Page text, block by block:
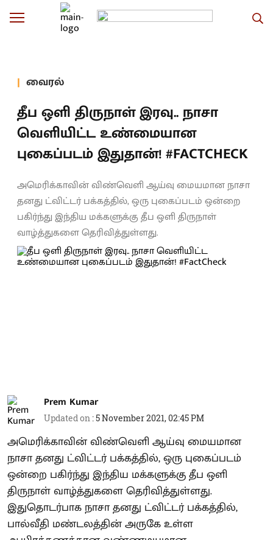
வைரல்
தீப ஒளி திருநாள் இரவு.. நாசா
வெளியிட்ட உண்மையான
புகைப்படம் இதுதான்! #FACTCHECK
அமெரிக்காவின் விண்வெளி ஆய்வு மையமான நாசா
தனது ட்விட்டர் பக்கத்தில், ஒரு புகைப்படம் ஒன்றை
பகிர்ந்து இந்திய மக்களுக்கு தீப ஒளி திருநாள்
வாழ்த்துகளை தெரிவித்துள்ளது.
Prem Kumar
Updated on :5 November 2021, 02:45 PM
அமெரிக்காவின் விண்வெளி ஆய்வு மையமான
நாசா தனது ட்விட்டர் பக்கத்தில், ஒரு புகைப்படம்
ஒன்றை பகிர்ந்து இந்திய மக்களுக்கு தீப ஒளி
திருநாள் வாழ்த்துகளை தெரிவித்துள்ளது.
இதுதொடர்பாக நாசா தனது ட்விட்டர் பக்கத்தில்,
பால்வீதி மண்டலத்தின் அருகே உள்ள